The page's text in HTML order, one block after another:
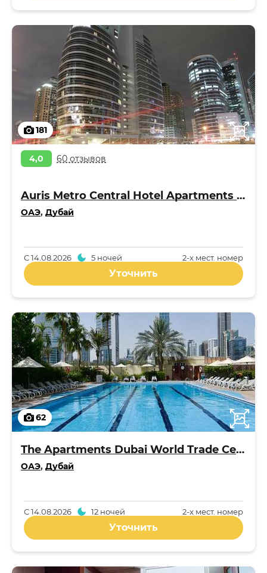
181
4,0 60 отзывов
Auris Metro Central Hotel Apartments 4*
ОАЭ, Дубай
2-x мест. номер
С14.08.2026 5 ночей
Уточнить
62
The Apartments Dubai World Trade Centre
ОАЭ, Дубай
2-x мест. номер
С14.08.2026 12 ночей
Уточнить